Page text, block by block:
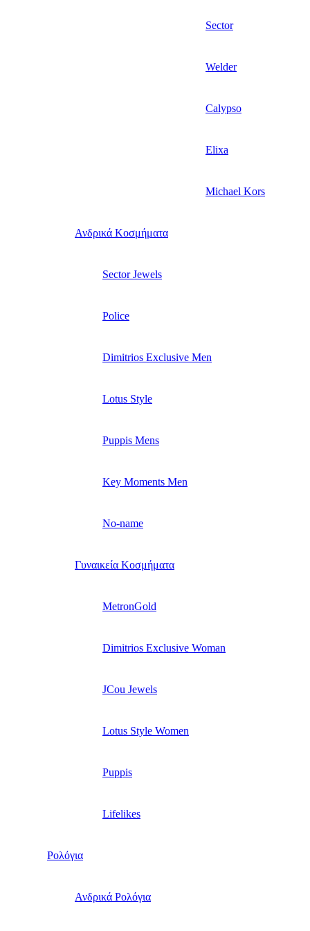
Sector
Welder
Calypso
Elixa
Michael Kors
Ανδρικά Κοσμήματα
Sector Jewels
Police
Dimitrios Exclusive Men
Lotus Style
Puppis Mens
Key Moments Men
No-name
Γυναικεία Κοσμήματα
MetronGold
Dimitrios Exclusive Woman
JCou Jewels
Lotus Style Women
Puppis
Lifelikes
Ρολόγια
Ανδρικά Ρολόγια